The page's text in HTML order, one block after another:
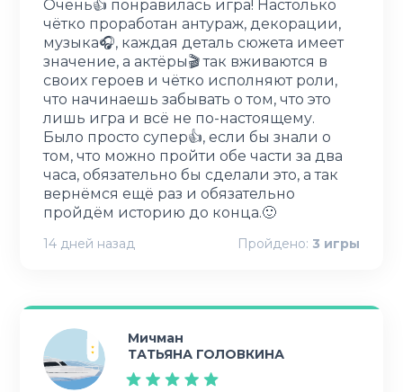
Очень👍 понравилась игра! Настолько
чётко проработан антураж, декорации,
музыка🎧, каждая деталь сюжета имеет
значение, а актёры🎬 так вживаются в
своих героев и чётко исполняют роли,
что начинаешь забывать о том, что это
лишь игра и всё не по-настоящему.
Было просто супер👍, если бы знали о
том, что можно пройти обе части за два
часа, обязательно бы сделали это, а так
вернёмся ещё раз и обязательно
пройдём историю до конца.🙂
14 дней назад Пройдено: 3 игры
Мичман
ТАТЬЯНА ГОЛОВКИНА